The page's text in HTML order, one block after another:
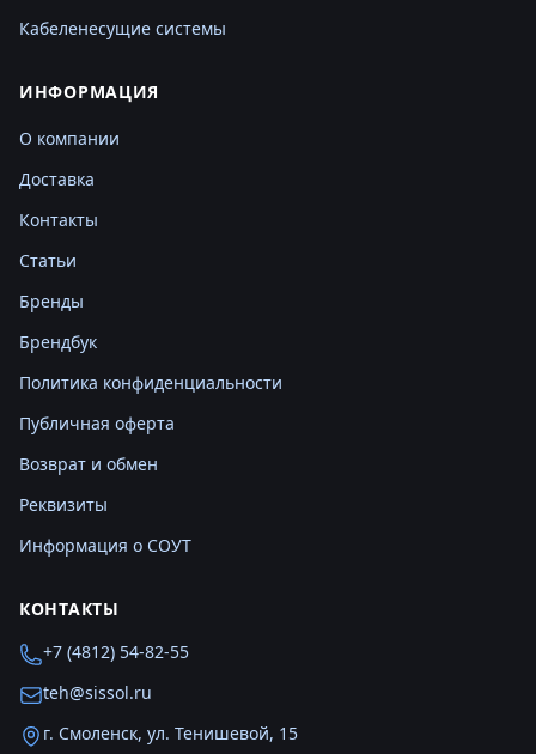
Кабеленесущие системы
ИНФОРМАЦИЯ
О компании
Доставка
Контакты
Статьи
Бренды
Брендбук
Политика конфиденциальности
Публичная оферта
Возврат и обмен
Реквизиты
Информация о СОУТ
КОНТАКТЫ
+7 (4812) 54-82-55
teh@sissol.ru
г. Смоленск, ул. Тенишевой, 15